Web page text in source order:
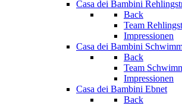
Casa dei Bambini
Back
Team
Impressionen
Casa dei Bambini
Back
Team
Impressionen
Casa dei Bambini Ebnet
Back